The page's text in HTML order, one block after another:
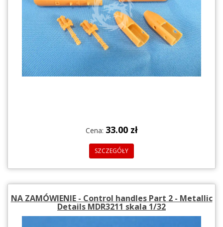
Cena: 33.00 zł
SZCZEGÓŁY
NA ZAMÓWIENIE - Control handles Part 2 - Metallic
Details MDR3211 skala 1/32